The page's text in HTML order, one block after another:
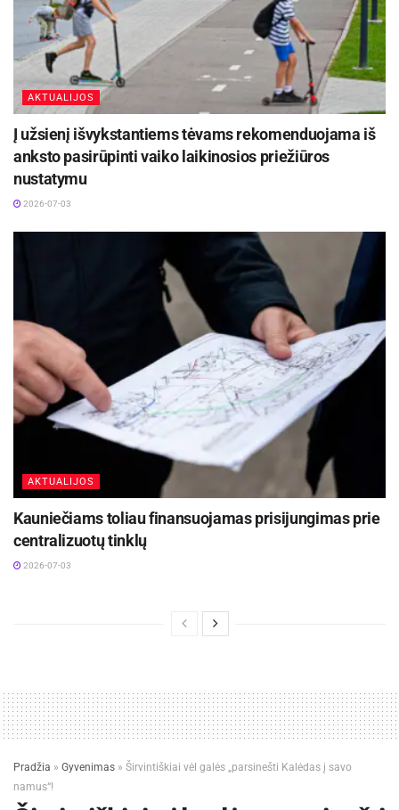
AKTUALIJOS
Į užsienį išvykstantiems tėvams rekomenduojama iš
anksto pasirūpinti vaiko laikinosios priežiūros
nustatymu
2026-07-03
AKTUALIJOS
Kauniečiams toliau finansuojamas prisijungimas prie
centralizuotų tinklų
2026-07-03
Pradžia » Gyvenimas » Širvintiškiai vėl galės „parsinešti Kalėdas į savo
namus“!